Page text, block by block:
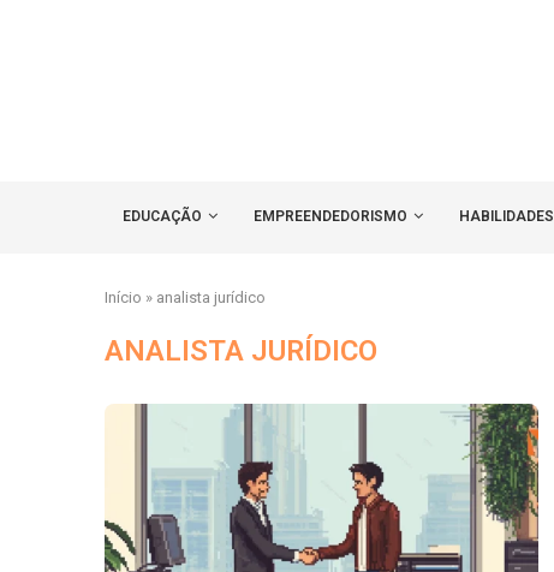
EDUCAÇÃO EMPREENDEDORISMO HABILIDADES
Início » analista jurídico
ANALISTA JURÍDICO